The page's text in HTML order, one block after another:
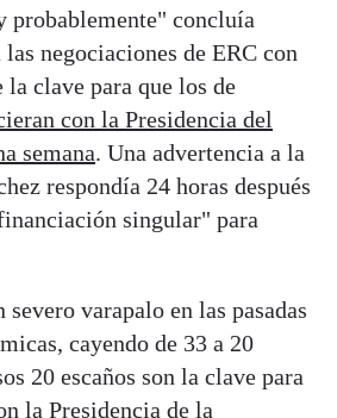
probablemente" concluía
negociaciones de ERC con
la clave para que los de
con la Presidencia del
semana. Una advertencia a la
respondía 24 horas después
singular" para
varapalo en las pasadas
cayendo de 33 a 20
20 escaños son la clave para
la Presidencia de la